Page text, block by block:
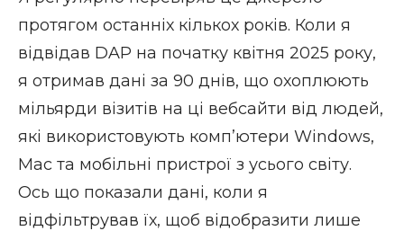
протягом останніх кількох років. Коли я
відвідав DAP на початку квітня 2025 року,
я отримав дані за 90 днів, що охоплюють
мільярди візитів на ці вебсайти від людей,
які використовують комп’ютери Windows,
Mac та мобільні пристрої з усього світу.
Ось що показали дані, коли я
відфільтрував їх, щоб відобразити лише